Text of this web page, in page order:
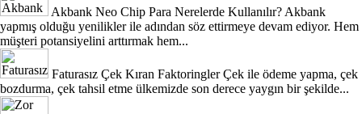
Akbank Neo Chip Para Nerelerde Kullanılır? Akbank
yapmış olduğu yenilikler ile adından söz ettirmeye devam ediyor. Hem
müşteri potansiyelini arttırmak hem...
Faturasız Çek Kıran Faktoringler Çek ile ödeme yapma, çek
bozdurma, çek tahsil etme ülkemizde son derece yaygın bir şekilde...